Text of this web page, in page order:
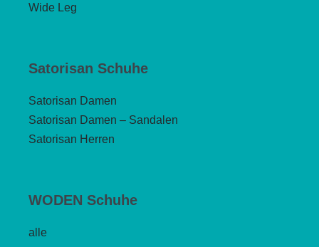
Wide Leg
Satorisan Schuhe
Satorisan Damen
Satorisan Damen – Sandalen
Satorisan Herren
WODEN Schuhe
alle